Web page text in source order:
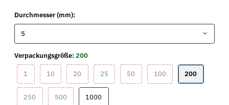
Durchmesser (mm):
5
Verpackungsgröße: 200
1 1010 20 20 2525 50 50 100100 200200
250 250 500500 1000